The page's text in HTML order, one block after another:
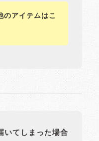
アイテムはこ
いてしまった場合